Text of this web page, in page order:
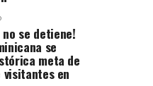
no se detiene!
se
meta de
visitantes en